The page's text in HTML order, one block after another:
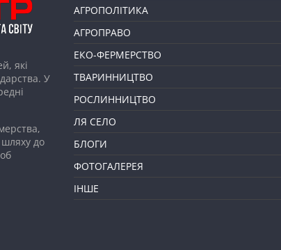
які
У
шляху до
АГРОПОЛІТИКА
АГРОПРАВО
ЕКО-ФЕРМЕРСТВО
ТВАРИННИЦТВО
РОСЛИННИЦТВО
ЛЯ СЕЛО
БЛОГИ
ФОТОГАЛЕРЕЯ
ІНШЕ